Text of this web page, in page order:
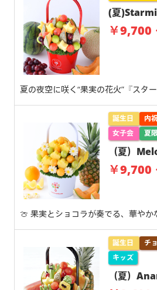
(夏
￥9,700
夏の夜空に咲く“果実の花火”『スタ
誕生日 内
女子会
夏
（夏）
￥9,700
🍈 果実とショコラが奏でる、華やか
誕生日 チ
キッズ
（夏）